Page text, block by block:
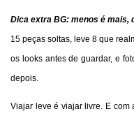
Dica extra BG: menos é mais,
15 peças soltas, leve 8 que
os looks antes de guardar, e
depois.
Viajar leve é viajar livre. E com